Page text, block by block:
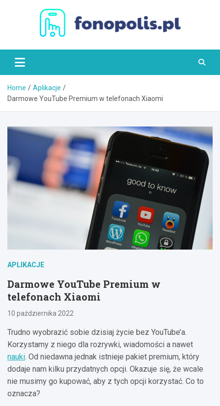
Fonopolis.pl
Home
Aplikacje
Darmowe YouTube Premium w telefonach Xiaomi
APLIKACJE
Darmowe YouTube Premium w
telefonach Xiaomi
10 października 2022
Trudno wyobrazić sobie dzisiaj życie bez YouTube’a.
Korzystamy z niego dla rozrywki, wiadomości a nawet
nauki. Od niedawna jednak istnieje pakiet premium, który
dodaje nam kilku przydatnych opcji. Okazuje się, że wcale
nie musimy go kupować, aby z tych opcji korzystać. Co to
oznacza?